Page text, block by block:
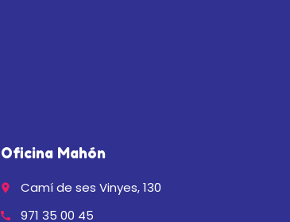
Oficina Mahón
place Camí de ses Vinyes, 130
call 971 35 00 45